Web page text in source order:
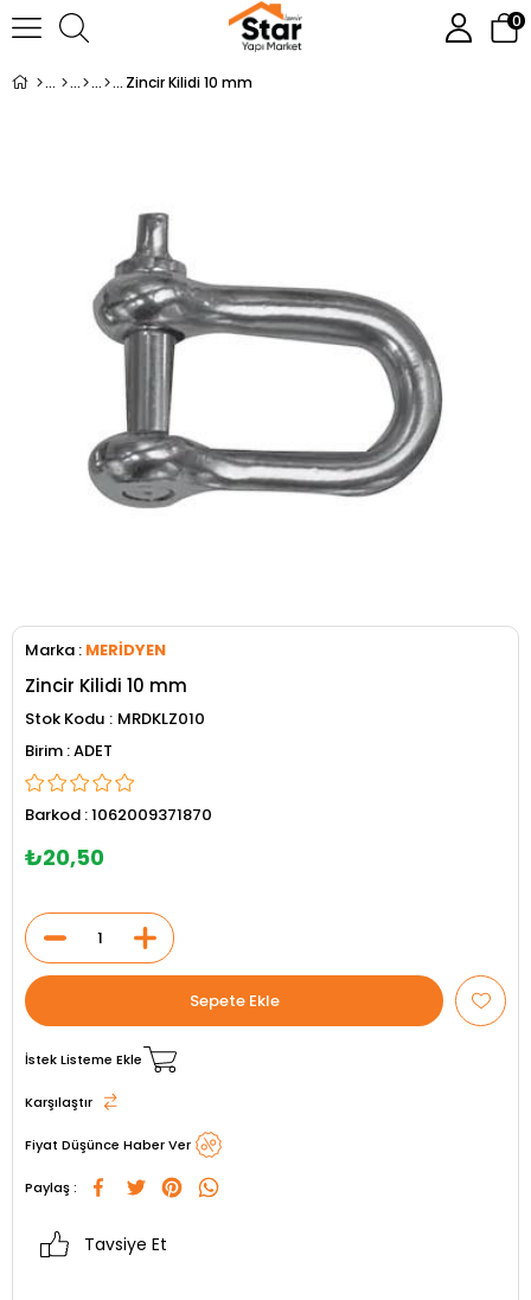
0
Zincir Kilidi 10 mm
Marka : MERİDYEN
Zincir Kilidi 10 mm
Stok Kodu
MRDKLZ010
ADET
Barkod :1062009371870
₺20,50
İstek Listeme Ekle
Karşılaştır
Fiyat Düşünce Haber Ver
Paylaş :
Tavsiye Et